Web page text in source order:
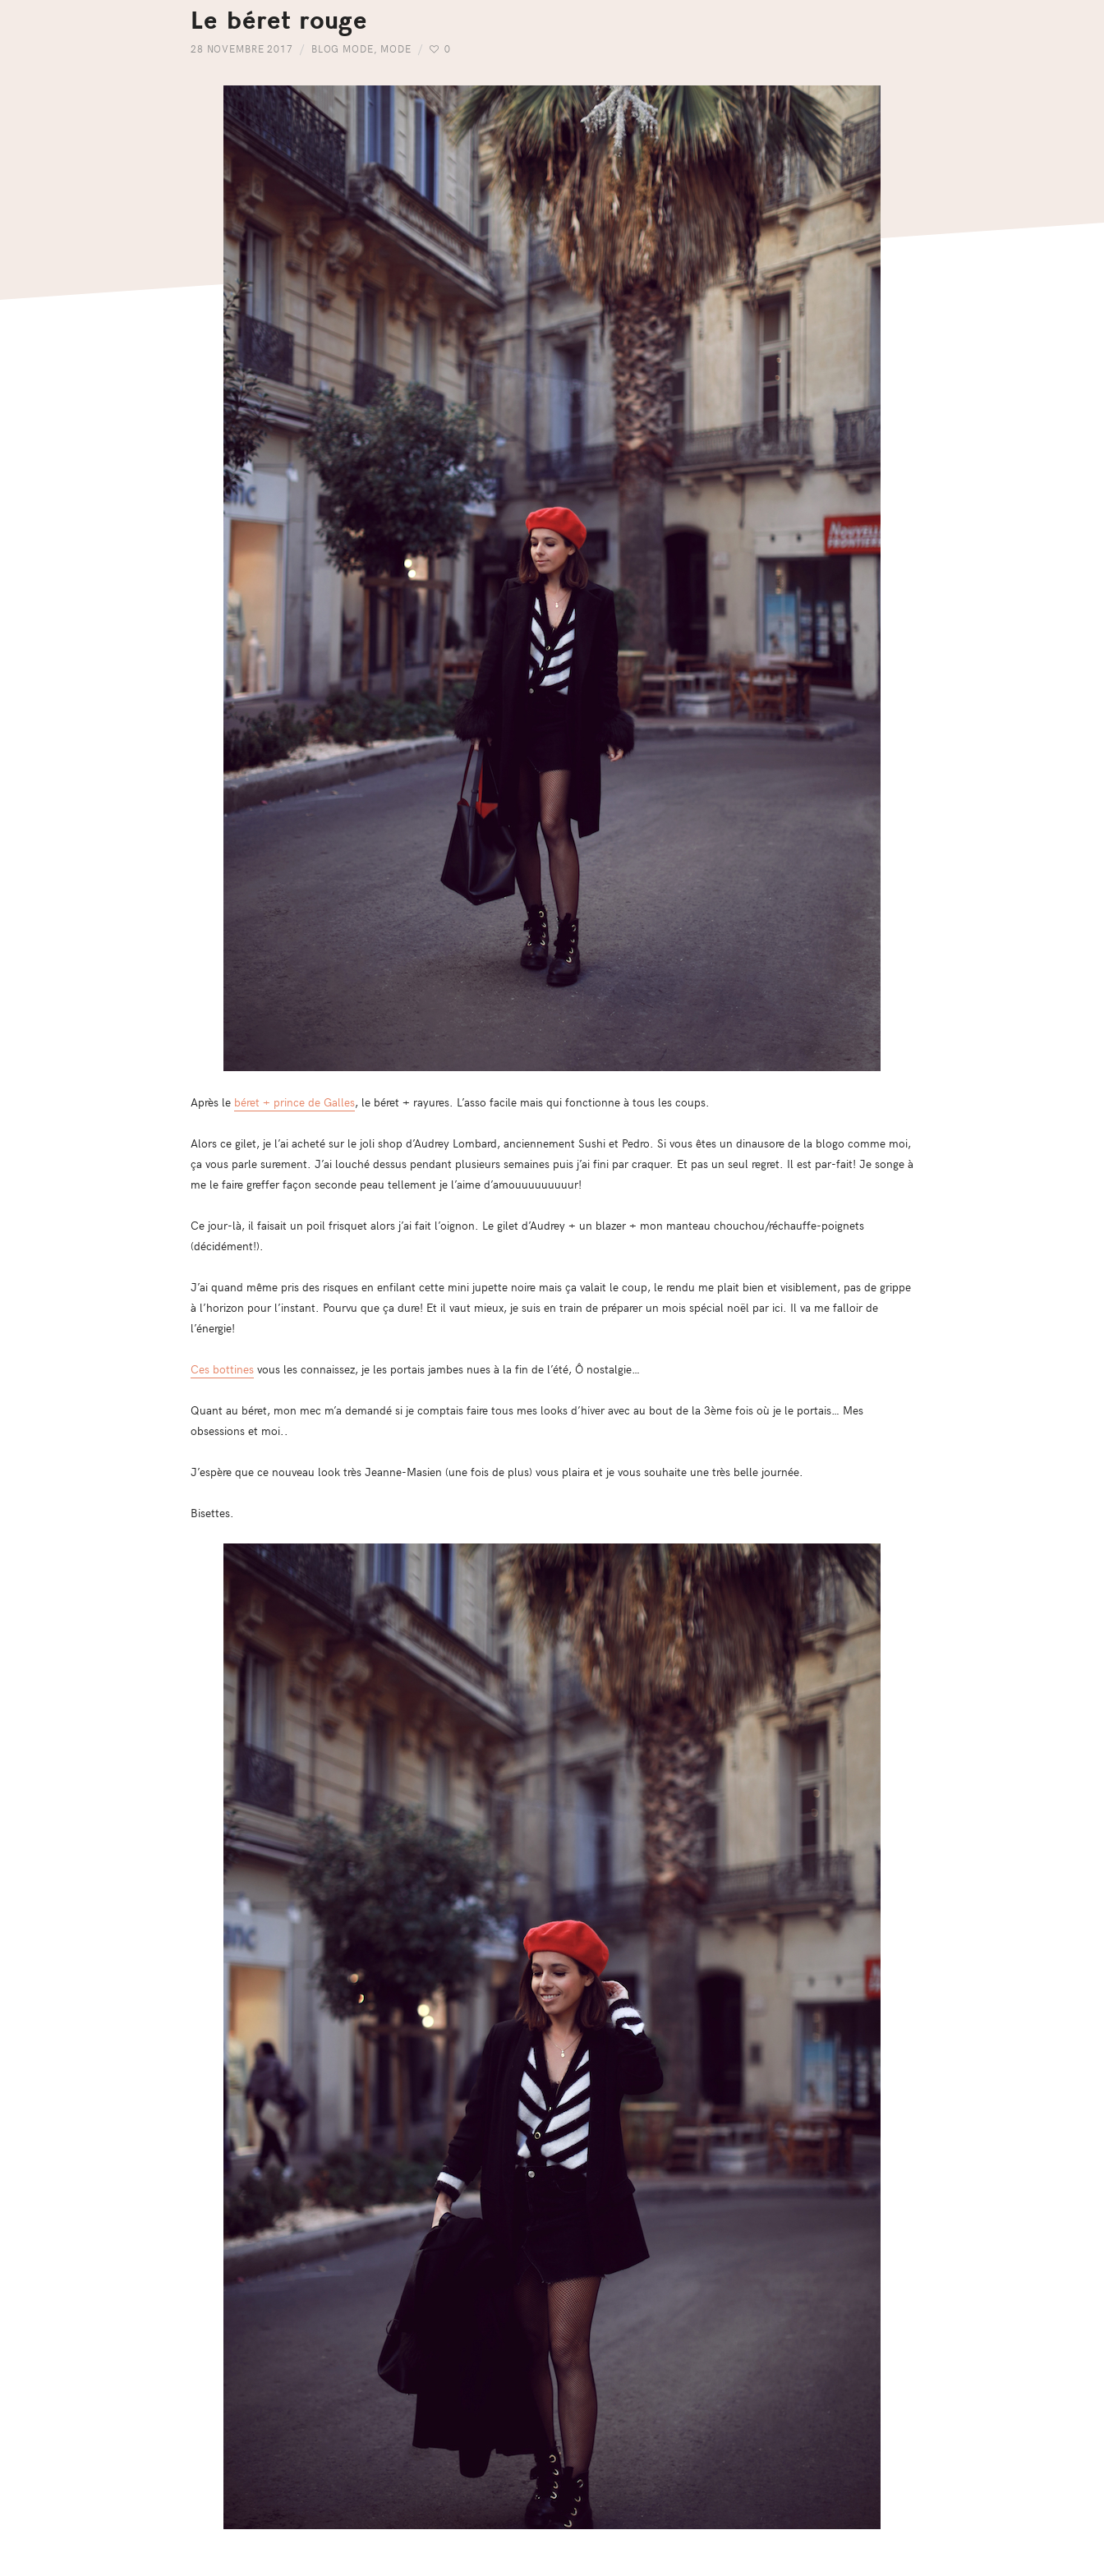
Le béret rouge
28 NOVEMBRE 2017 BLOG MODE MODE 0
Après le béret + prince de Galles, le béret + rayures. L’asso facile mais qui fonctionne à tous les coups.
Alors ce gilet, je l’ai acheté sur le joli shop d’Audrey Lombard, anciennement Sushi et Pedro. Si vous êtes un dinausore de la blogo comme moi,
ça vous parle surement. J’ai louché dessus pendant plusieurs semaines puis j’ai fini par craquer. Et pas un seul regret. Il est par-fait! Je songe à
me le faire greffer façon seconde peau tellement je l’aime d’amouuuuuuuuur!
Ce jour-là, il faisait un poil frisquet alors j’ai fait l’oignon. Le gilet d’Audrey + un blazer + mon manteau chouchou/réchauffe-poignets
(décidément!).
J’ai quand même pris des risques en enfilant cette mini jupette noire mais ça valait le coup, le rendu me plait bien et visiblement, pas de grippe
à l’horizon pour l’instant. Pourvu que ça dure! Et il vaut mieux, je suis en train de préparer un mois spécial noël par ici. Il va me falloir de
l’énergie!
Ces bottines vous les connaissez, je les portais jambes nues à la fin de l’été, Ô nostalgie…
Quant au béret, mon mec m’a demandé si je comptais faire tous mes looks d’hiver avec au bout de la 3ème fois où je le portais… Mes
obsessions et moi..
J’espère que ce nouveau look très Jeanne-Masien (une fois de plus) vous plaira et je vous souhaite une très belle journée.
Bisettes.